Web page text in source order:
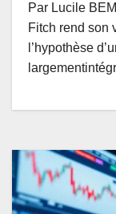
Par Lucile
Fitch rend son
l’hypothèse